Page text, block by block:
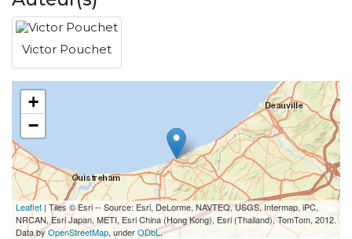
Victor Pouchet
+
−
Leaflet | Tiles © Esri -- Source: Esri, DeLorme, NAVTEQ, USGS, Intermap, iPC,
NRCAN, Esri Japan, METI, Esri China (Hong Kong), Esri (Thailand), TomTom, 2012.
Data byOpenStreetMap, underODbL.